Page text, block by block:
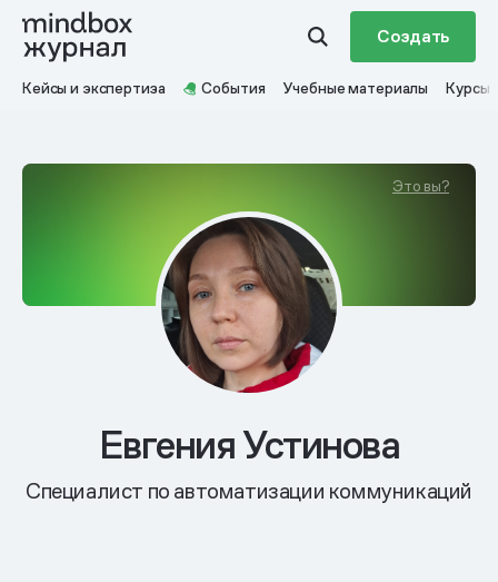
Создать
Кейсы и экспертиза События Учебные материалы Курсы
Это вы?
Евгения Устинова
Специалист по автоматизации коммуникаций